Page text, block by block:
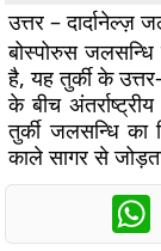
उत्तर – दार्दानेल्ज़
बोस्पोरुस
है, यह तुर्की के
के बीच
तुर्की जलसन्धि का
काले सागर से